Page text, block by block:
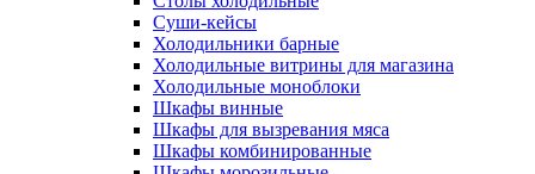
Суши-кейсы
Холодильники барные
Холодильные витрины для магазина
Холодильные моноблоки
Шкафы винные
Шкафы для вызревания мяса
Шкафы комбинированные